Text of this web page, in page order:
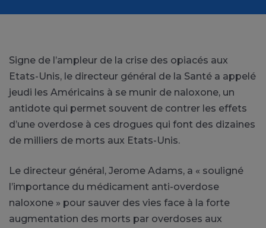
Signe de l’ampleur de la crise des opiacés aux
Etats-Unis, le directeur général de la Santé a appelé
jeudi les Américains à se munir de naloxone, un
antidote qui permet souvent de contrer les effets
d’une overdose à ces drogues qui font des dizaines
de milliers de morts aux Etats-Unis.
Le directeur général, Jerome Adams, a « souligné
l’importance du médicament anti-overdose
naloxone » pour sauver des vies face à la forte
augmentation des morts par overdoses aux